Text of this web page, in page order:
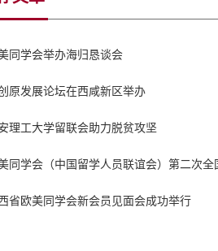
同学会举办海归恳谈会
原发展论坛在西咸新区举办
理工大学留联会助力脱贫攻坚
同学会（中国留学人员联谊会）第二次
出席开幕会并讲话
省欧美同学会新会员见面会成功举行